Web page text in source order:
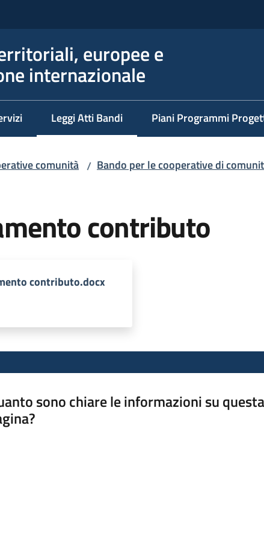
europee e
internazionale
Leggi Atti Bandi
Menu selezionato Piani Programmi
comunità / Bando per le cooperative di
contributo
contributo.docx
sono chiare le informazioni su questa